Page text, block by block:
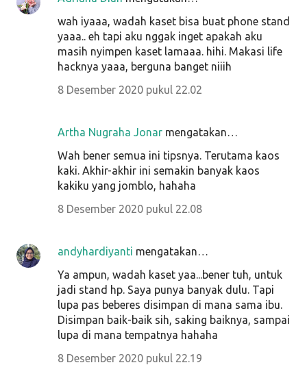
wah iyaaa, wadah kaset bisa buat phone stand
yaaa.. eh tapi aku nggak inget apakah aku
masih nyimpen kaset lamaaa. hihi. Makasi life
hacknya yaaa, berguna banget niiih
8 Desember 2020 pukul 22.02
Artha Nugraha Jonar mengatakan…
Wah bener semua ini tipsnya. Terutama kaos
kaki. Akhir-akhir ini semakin banyak kaos
kakiku yang jomblo, hahaha
8 Desember 2020 pukul 22.08
andyhardiyanti mengatakan…
Ya ampun, wadah kaset yaa...bener tuh, untuk
jadi stand hp. Saya punya banyak dulu. Tapi
lupa pas beberes disimpan di mana sama ibu.
Disimpan baik-baik sih, saking baiknya, sampai
lupa di mana tempatnya hahaha
8 Desember 2020 pukul 22.19